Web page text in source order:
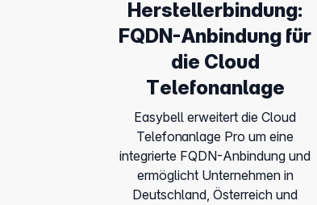
Herstellerbindung:
FQDN-Anbindung für
die Cloud
Telefonanlage
Easybell erweitert die Cloud
Telefonanlage Pro um eine
integrierte FQDN-Anbindung und
ermöglicht Unternehmen in
Deutschland, Österreich und